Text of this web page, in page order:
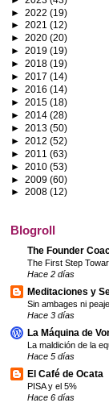
► 2022 (19)
► 2021 (12)
► 2020 (20)
► 2019 (19)
► 2018 (19)
► 2017 (14)
► 2016 (14)
► 2015 (18)
► 2014 (28)
► 2013 (50)
► 2012 (52)
► 2011 (63)
► 2010 (53)
► 2009 (60)
► 2008 (12)
Blogroll
The Founder
The First Step
Hace 2 días
Meditaciones y
Sin ambages ni
Hace 3 días
La Máquina de
La maldición de la
Hace 5 días
El Café de Ocata
PISA y el 5%
Hace 6 días